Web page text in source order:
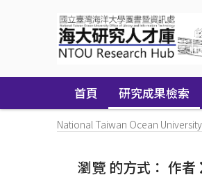
首頁 研究成果檢索
National Taiwan Ocean
瀏覽 的方式： 作者